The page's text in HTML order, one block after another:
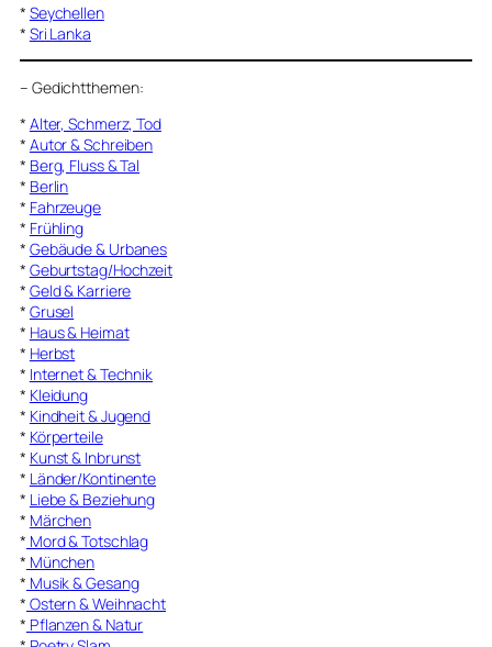
* Seychellen
* Sri Lanka
– Gedichtthemen:
* Alter, Schmerz, Tod
* Autor & Schreiben
* Berg, Fluss & Tal
* Berlin
* Fahrzeuge
* Frühling
* Gebäude & Urbanes
* Geburtstag/Hochzeit
* Geld & Karriere
* Grusel
* Haus & Heimat
* Herbst
* Internet & Technik
* Kleidung
* Kindheit & Jugend
* Körperteile
* Kunst & Inbrunst
* Länder/Kontinente
* Liebe & Beziehung
* Märchen
* Mord & Totschlag
* München
* Musik & Gesang
* Ostern & Weihnacht
* Pflanzen & Natur